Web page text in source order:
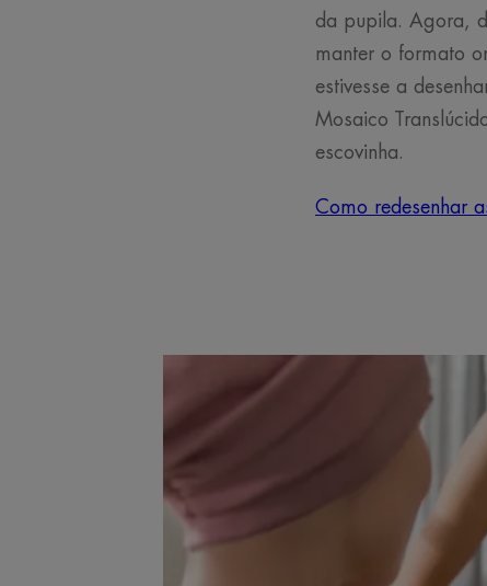
da pupila. Agora,
manter o formato
estivesse a
Mosaico
escovinha.
Como redesenhar